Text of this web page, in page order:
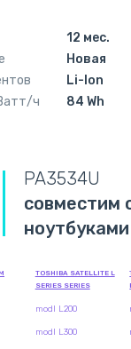
12 мес.
Новая
Li-Ion
ч
84 Wh
PA3534U
совместим
ноутбуками
TOSHIBA SATELLITE L
SERIES SERIES
modl L200
modl L300